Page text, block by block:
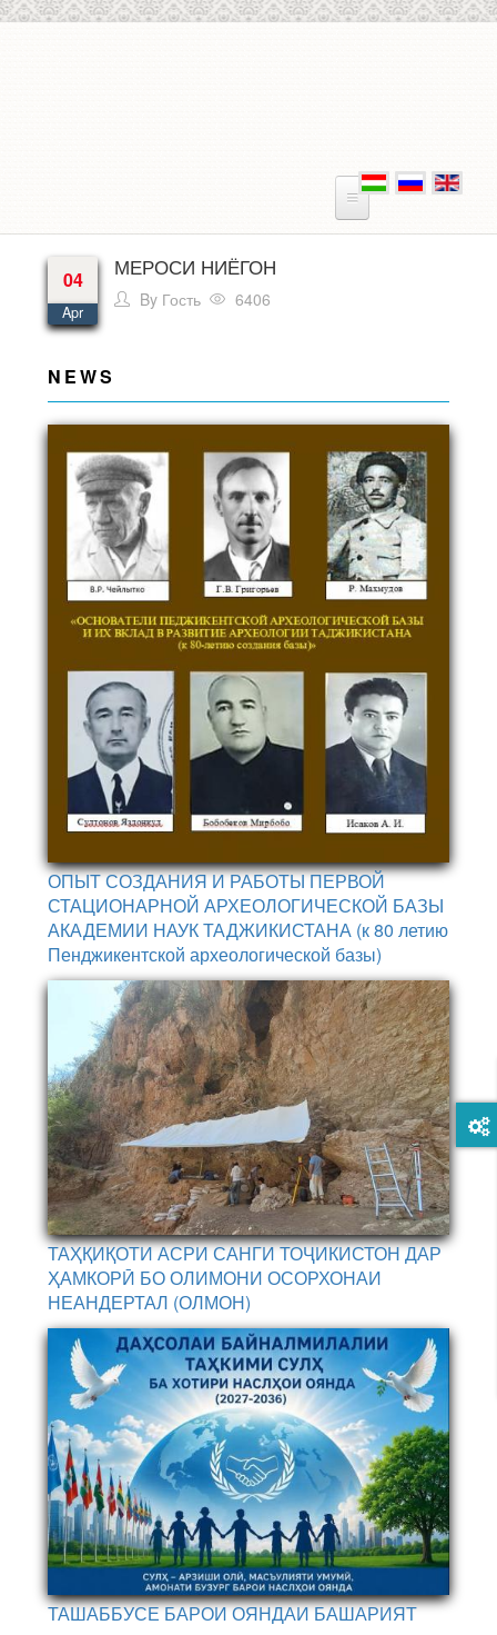
04
Apr
МЕРОСИ НИЁГОН
By Гость 6406
NEWS
ОПЫТ СОЗДАНИЯ И РАБОТЫ ПЕРВОЙ
СТАЦИОНАРНОЙ АРХЕОЛОГИЧЕСКОЙ БАЗЫ
АКАДЕМИИ НАУК ТАДЖИКИСТАНА (к 80 летию
Пенджикентской археологической базы)
ТАҲҚИҚОТИ АСРИ САНГИ ТОҶИКИСТОН ДАР
ҲАМКОРӢ БО ОЛИМОНИ ОСОРХОНАИ
НЕАНДЕРТАЛ (ОЛМОН)
ТАШАББУСЕ БАРОИ ОЯНДАИ БАШАРИЯТ